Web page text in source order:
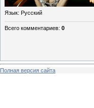
Язык: Русский
Всего комментариев: 0
Полная версия сайта